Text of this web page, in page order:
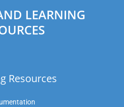
LEARNING
Resources